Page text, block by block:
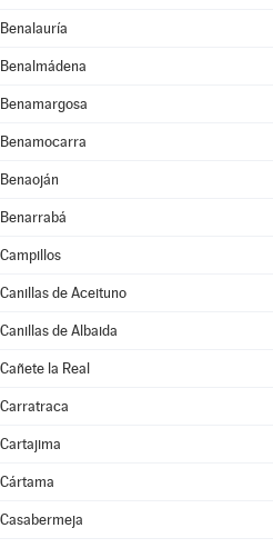
Benalauría
Benalmádena
Benamargosa
Benamocarra
Benaoján
Benarrabá
Campillos
Canillas de Aceituno
Canillas de Albaida
Cañete la Real
Carratraca
Cartajima
Cártama
Casabermeja